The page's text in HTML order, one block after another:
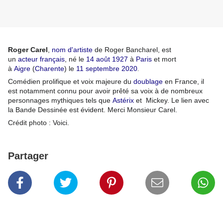
Roger Carel nom d'artiste de Roger Bancharel, est
un acteur français , né le 14 août 1927 à Paris et mort
à Aigre (Charente) le 11 septembre 2020
Comédien prolifique et voix majeure du doublage en France, il
est notamment connu pour avoir prêté sa voix à de nombreux
personnages mythiques tels que Astérix et Mickey. Le lien avec
la Bande Dessinée est évident. Merci Monsieur Carel.
Crédit photo : Voici.
Partager